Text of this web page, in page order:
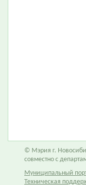
© Мэрия г.
совместно с
Муниципальный
Техническая